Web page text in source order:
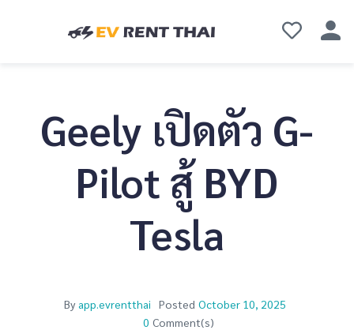
Geely เปิดตัว G-
Pilot สู้ BYD
Tesla
By app.evrentthai Posted October 10, 2025
0 Comment(s)